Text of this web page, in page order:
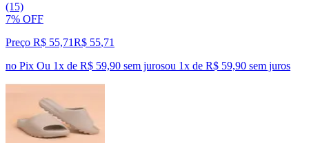
(15)
7% OFF
Preço R$ 55,71R$ 55,71
no Pix Ou 1x de R$ 59,90 sem jurosou 1x de R$ 59,90 sem juros